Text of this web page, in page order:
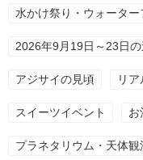
水かけ祭り・ウォーター
2026年9月19日～23日
アジサイの見頃 リ
スイーツイベント お
プラネタリウム・天体観